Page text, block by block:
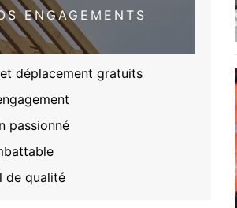
ENGAGEMENTS
déplacement gratuits
passionné
de qualité